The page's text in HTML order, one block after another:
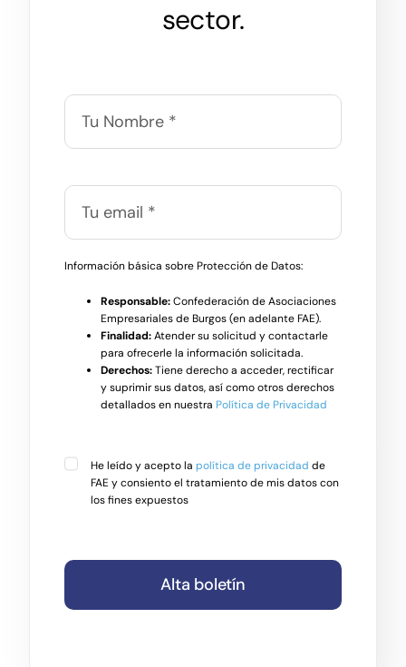
sector.
Información básica sobre Protección de Datos:
Responsable:Confederación de Asociaciones
Empresariales de Burgos (en adelante FAE).
Finalidad:Atender su solicitud y contactarle
para ofrecerle la información solicitada.
Derechos:Tiene derecho a acceder, rectificar
y suprimir sus datos, así como otros derechos
detallados en nuestra Política de Privacidad
He leído y acepto la política de privacidad de
FAE y consiento el tratamiento de mis datos con
los fines expuestos
Alta boletín